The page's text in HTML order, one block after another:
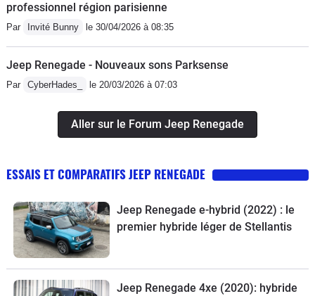
professionnel région parisienne
Par Invité Bunny le 30/04/2026 à 08:35
Jeep Renegade - Nouveaux sons Parksense
Par CyberHades_ le 20/03/2026 à 07:03
Aller sur le Forum Jeep Renegade
ESSAIS ET COMPARATIFS JEEP RENEGADE
Jeep Renegade e-hybrid (2022) : le
premier hybride léger de Stellantis
Jeep Renegade 4xe (2020): hybride